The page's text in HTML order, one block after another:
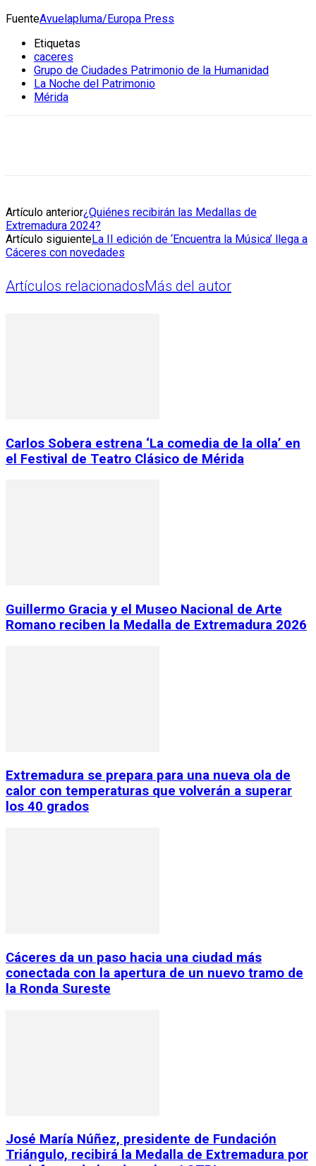
FuenteAvuelapluma/Europa Press
Etiquetas
caceres
Grupo de Ciudades Patrimonio de la Humanidad
La Noche del Patrimonio
Mérida
Artículo anterior¿Quiénes recibirán las Medallas de
Extremadura 2024?
Artículo siguienteLa II edición de ‘Encuentra la Música’ llega a
Cáceres con novedades
Artículos relacionadosMás del autor
Carlos Sobera estrena ‘La comedia de la olla’ en
el Festival de Teatro Clásico de Mérida
Guillermo Gracia y el Museo Nacional de Arte
Romano reciben la Medalla de Extremadura 2026
Extremadura se prepara para una nueva ola de
calor con temperaturas que volverán a superar
los 40 grados
Cáceres da un paso hacia una ciudad más
conectada con la apertura de un nuevo tramo de
la Ronda Sureste
José María Núñez, presidente de Fundación
Triángulo, recibirá la Medalla de Extremadura por